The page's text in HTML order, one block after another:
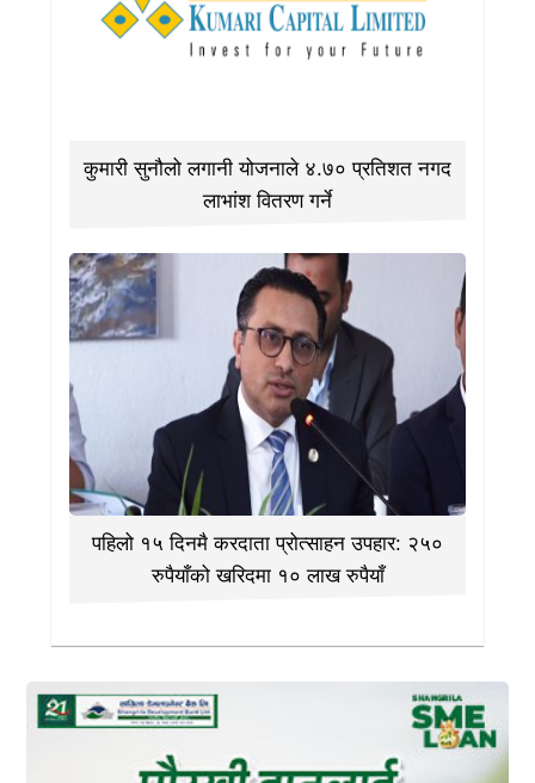
कुमारी सुनौलो लगानी योजनाले ४.७० प्रतिशत नगद
लाभांश वितरण गर्ने
पहिलो १५ दिनमै करदाता प्रोत्साहन उपहार: २५०
रुपैयाँको खरिदमा १० लाख रुपैयाँ